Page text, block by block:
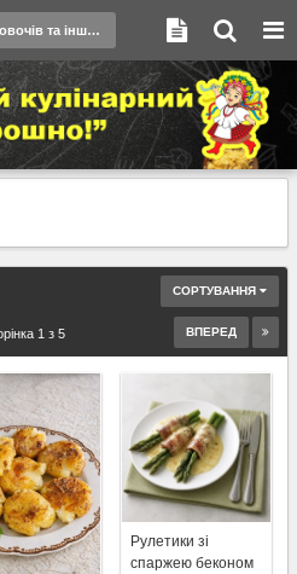
Кулінарія (страви з м'яса, риби, овочів та інша їжа)
СОРТУВАННЯ
ВПЕРЕД
1 з 5
Рулетики зі
спаржею беконом